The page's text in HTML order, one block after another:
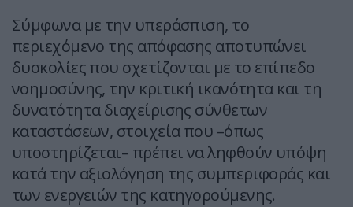
Σύμφωνα με την υπεράσπιση, το
περιεχόμενο της απόφασης αποτυπώνει
δυσκολίες που σχετίζονται με το επίπεδο
νοημοσύνης, την κριτική ικανότητα και τη
δυνατότητα διαχείρισης σύνθετων
καταστάσεων, στοιχεία που –όπως
υποστηρίζεται– πρέπει να ληφθούν υπόψη
κατά την αξιολόγηση της συμπεριφοράς και
των ενεργειών της κατηγορούμενης.